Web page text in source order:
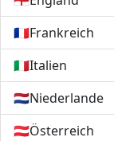
🇫🇷Frankreich
🇮🇹Italien
🇳🇱Niederlande
🇦🇹Österreich